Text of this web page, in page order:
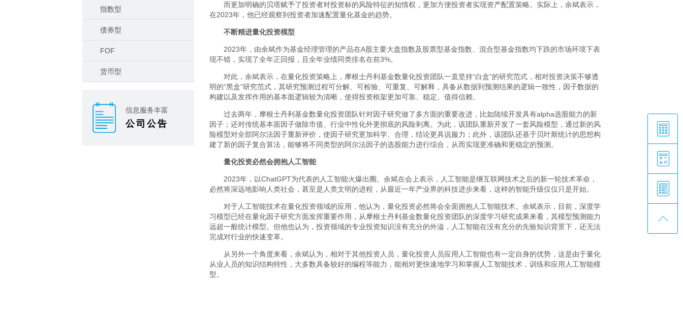
指数型
债券型
FOF
货币型
信息服务丰富
公司公告
而更加明确的贝塔赋予了投资者对投资标的风险特征的知情权，更加方便投资者实现资产配置策略。实际上，余斌表示，
在2023年，他已经观察到投资者加速配置量化基金的趋势。
不断精进量化投资模型
2023年，由余斌作为基金经理管理的产品在A股主要大盘指数及股票型基金指数、混合型基金指数均下跌的市场环境下表
现不错，实现了全年正回报，且全年业绩同类排名在前3%。
对此，余斌表示，在量化投资策略上，摩根士丹利基金数量化投资团队一直坚持“白盒”的研究范式，相对投资决策不够透
明的“黑盒”研究范式，其研究预测过程可分解、可检验、可重复、可解释，具备从数据到预测结果的逻辑一致性，因子数据的
构建以及发挥作用的基本面逻辑较为清晰，使得投资框架更加可靠、稳定、值得信赖。
过去两年，摩根士丹利基金数量化投资团队针对因子研究做了多方面的重要改进，比如陆续开发具有alpha选股能力的新
因子；还对传统基本面因子做除市值、行业中性化外更彻底的风险剥离。为此，该团队重新开发了一套风险模型，通过新的风
险模型对全部阿尔法因子重新评价，使因子研究更加科学、合理，结论更具说服力；此外，该团队还基于贝叶斯统计的思想构
建了新的因子复合算法，能够将不同类型的阿尔法因子的选股能力进行综合，从而实现更准确和更稳定的预测。
量化投资必然会拥抱人工智能
2023年，以ChatGPT为代表的人工智能火爆出圈。余斌在会上表示，人工智能是继互联网技术之后的新一轮技术革命，
必然将深远地影响人类社会，甚至是人类文明的进程，从最近一年产业界的科技进步来看，这样的智能升级仅仅只是开始。
对于人工智能技术在量化投资领域的应用，他认为，量化投资必然将会全面拥抱人工智能技术。余斌表示，目前，深度学
习模型已经在量化因子研究方面发挥重要作用，从摩根士丹利基金数量化投资团队的深度学习研究成果来看，其模型预测能力
远超一般统计模型。但他也认为，投资领域的专业投资知识没有充分的外溢，人工智能在没有充分的先验知识背景下，还无法
完成对行业的快速变革。
从另外一个角度来看，余斌认为，相对于其他投资人员，量化投资人员应用人工智能也有一定自身的优势，这是由于量化
从业人员的知识结构特性，大多数具备较好的编程等能力，能相对更快速地学习和掌握人工智能技术，训练和应用人工智能模
型。